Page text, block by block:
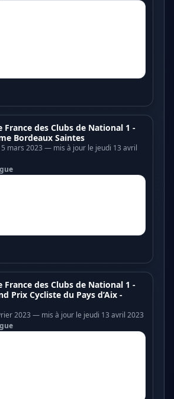
France des Clubs de National 1 -
Bordeaux Saintes
mars 2023 — mis à jour le jeudi 13 avril
France des Clubs de National 1 -
Prix Cycliste du Pays d’Aix -
2023 — mis à jour le jeudi 13 avril 2023